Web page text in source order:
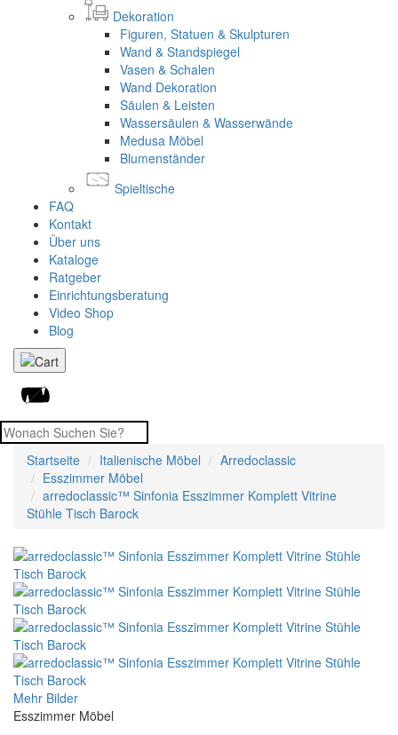
Dekoration
Figuren, Statuen & Skulpturen
Wand & Standspiegel
Vasen & Schalen
Wand Dekoration
Säulen & Leisten
Wassersäulen & Wasserwände
Medusa Möbel
Blumenständer
Spieltische
FAQ
Kontakt
Über uns
Kataloge
Ratgeber
Einrichtungsberatung
Video Shop
Blog
Startseite Italienische Möbel
Arredoclassic
Esszimmer Möbel
arredoclassic™ Sinfonia Esszimmer Komplett Vitrine
Stühle Tisch Barock
Mehr Bilder
Esszimmer Möbel